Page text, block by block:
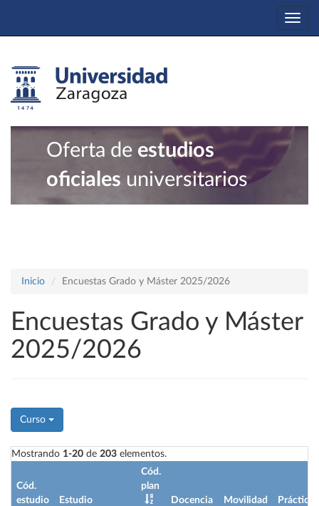
Oferta de estudios
oficiales universitarios
Inicio Encuestas Grado y Máster 2025/2026
Encuestas Grado y Máster
2025/2026
Curso
Mostrando 1-20 de 203 elementos.
Cód.
estudio
Estudio
Cód.
plan
Docencia
Movilidad Prácticas